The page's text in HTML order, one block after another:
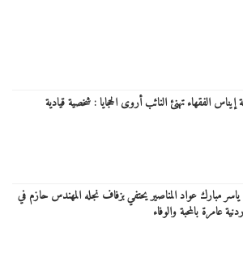
إيناس الفقهاء تهنئ النائب أروى الحجايا : شخصية قيادية
ياسر مبارك عواد المناصير يحتفي بزفاف نجله المهندس حازم في
عامرة بالمحبة والوفاء